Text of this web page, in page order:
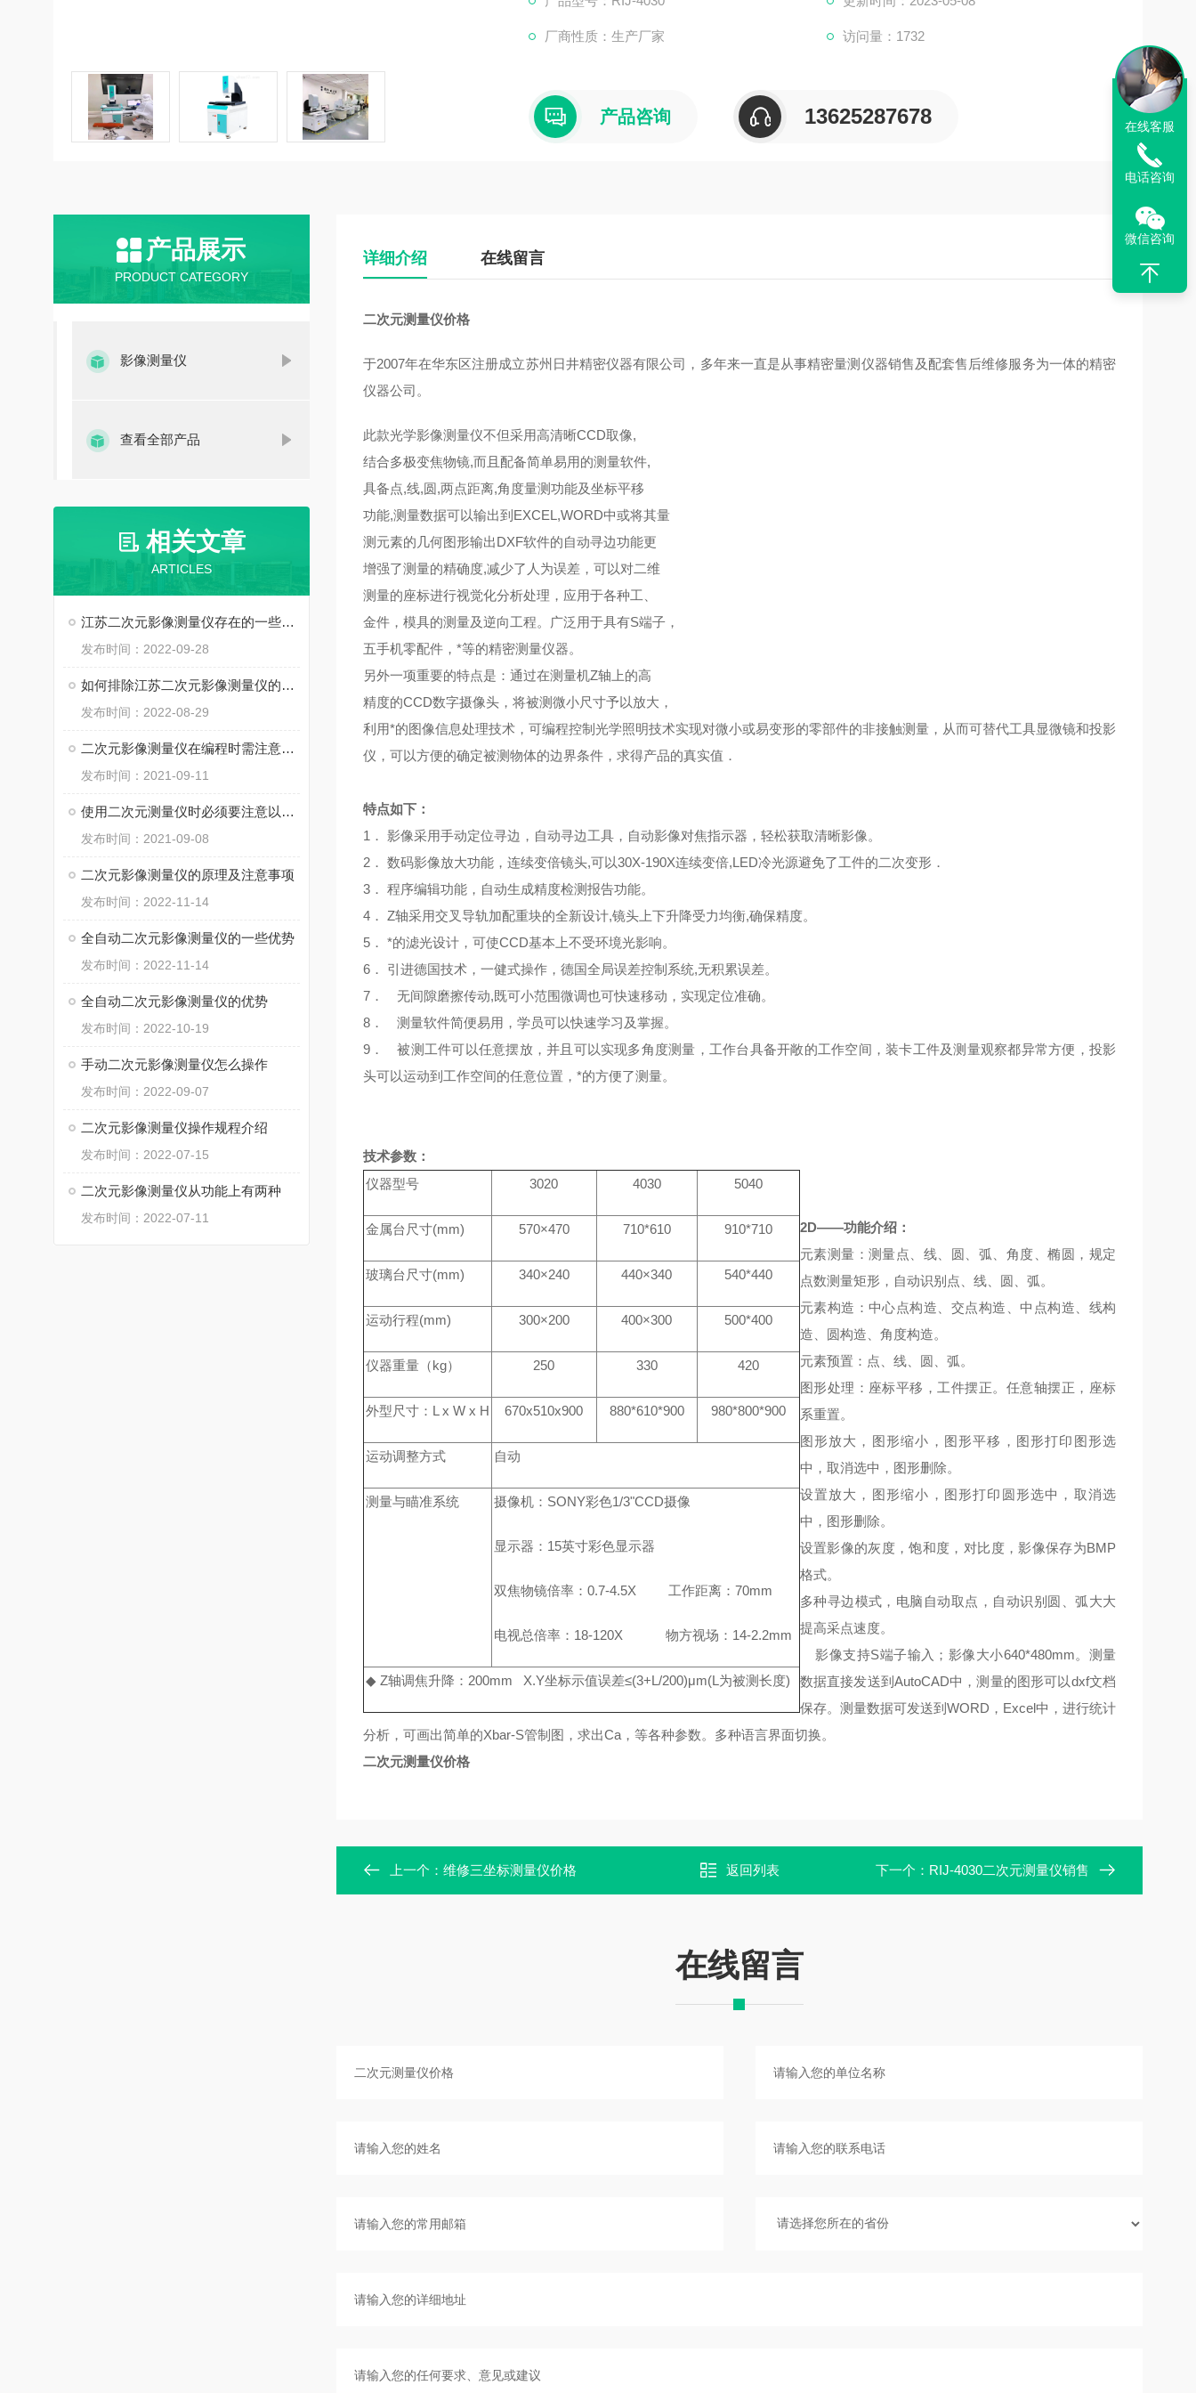
厂商性质：生产厂家 访问量：1732
产品咨询 13625287678
产品展示
PRODUCT CATEGORY
影像测量仪
查看全部产品
相关文章
ARTICLES
江苏二次元影像测量仪存在的一些问题解释
发布时间：2022-09-28
如何排除江苏二次元影像测量仪的故障方法
发布时间：2022-08-29
二次元影像测量仪在编程时需注意的事项介绍
发布时间：2021-09-11
使用二次元测量仪时必须要注意以下事项
发布时间：2021-09-08
二次元影像测量仪的原理及注意事项
发布时间：2022-11-14
全自动二次元影像测量仪的一些优势
发布时间：2022-11-14
全自动二次元影像测量仪的优势
发布时间：2022-10-19
手动二次元影像测量仪怎么操作
发布时间：2022-09-07
二次元影像测量仪操作规程介绍
发布时间：2022-07-15
二次元影像测量仪从功能上有两种
发布时间：2022-07-11
详细介绍 在线留言
二次元测量仪价格
于2007年在华东区注册成立苏州日井精密仪器有限公司，多年来一直是从事精密量测仪器销售及配套售后维修服务为一体的精密
仪器公司。
此款光学影像测量仪不但采用高清晰CCD取像,
结合多极变焦物镜,而且配备简单易用的测量软件,
具备点,线,圆,两点距离,角度量测功能及坐标平移
功能,测量数据可以输出到EXCEL,WORD中或将其量
测元素的几何图形输出DXF软件的自动寻边功能更
增强了测量的精确度,减少了人为误差，可以对二维
测量的座标进行视觉化分析处理，应用于各种工、
金件，模具的测量及逆向工程。广泛用于具有S端子，
五手机零配件，*等的精密测量仪器。
另外一项重要的特点是：通过在测量机Z轴上的高
精度的CCD数字摄像头，将被测微小尺寸予以放大，
利用*的图像信息处理技术，可编程控制光学照明技术实现对微小或易变形的零部件的非接触测量，从而可替代工具显微镜和投影
仪，可以方便的确定被测物体的边界条件，求得产品的真实值．
特点如下：
1 ． 影像采用手动定位寻边，自动寻边工具，自动影像对焦指示器，轻松获取清晰影像。
2． 数码影像放大功能，连续变倍镜头,可以30X-190X连续变倍,LED冷光源避免了工件的二次变形．
3． 程序编辑功能，自动生成精度检测报告功能。
4． Z轴采用交叉导轨加配重块的全新设计,镜头上下升降受力均衡,确保精度。
5． *的滤光设计，可使CCD基本上不受环境光影响。
6． 引进德国技术，一健式操作，德国全局误差控制系统,无积累误差。
7． 无间隙磨擦传动,既可小范围微调也可快速移动，实现定位准确。
8． 测量软件简便易用，学员可以快速学习及掌握。
9． 被测工件可以任意摆放，并且可以实现多角度测量，工作台具备开敞的工作空间，装卡工件及测量观察都异常方便，投影
头可以运动到工作空间的任意位置，*的方便了测量。
技术参数：
仪器型号
3020 4030 5040
金属台尺寸(mm) 570×470 710*610 910*710
玻璃台尺寸(mm) 340×240 440×340 540*440
运动行程(mm) 300×200 400×300 500*400
仪器重量（kg） 250 330 420
外型尺寸：L x W x H 670x510x900 880*610*900 980*800*900
运动调整方式 自动
测量与瞄准系统 摄像机：SONY彩色1/3"CCD摄像
显示器：15英寸彩色显示器
双焦物镜倍率：0.7-4.5X 工作距离：70mm
电视总倍率：18-120X 物方视场：14-2.2mm
◆ Z轴调焦升降：200mm X.Y坐标示值误差≤(3+L/200)μm(L为被测长度)
2D――功能介绍：
元素测量：测量点、线、圆、弧、角度、椭圆，规定
点数测量矩形，自动识别点、线、圆、弧。
元素构造：中心点构造、交点构造、中点构造、线构
造、圆构造、角度构造。
元素预置：点、线、圆、弧。
图形处理：座标平移，工件摆正。任意轴摆正，座标
系重置。
图形放大，图形缩小，图形平移，图形打印图形选
中，取消选中，图形删除。
设置放大，图形缩小，图形打印圆形选中，取消选
中，图形删除。
设置影像的灰度，饱和度，对比度，影像保存为BMP
格式。
多种寻边模式，电脑自动取点，自动识别圆、弧大大
提高采点速度。
影像支持S端子输入；影像大小640*480mm。测量
数据直接发送到AutoCAD中，测量的图形可以dxf文档
保存。测量数据可发送到WORD，Excel中，进行统计
分析，可画出简单的Xbar-S管制图，求出Ca，等各种参数。多种语言界面切换。
二次元测量仪价格
上一个： 维修三坐标测量仪价格 返回列表 下一个： RIJ-4030二次元测量仪销售
在线留言
在线客服
电话咨询
微信咨询